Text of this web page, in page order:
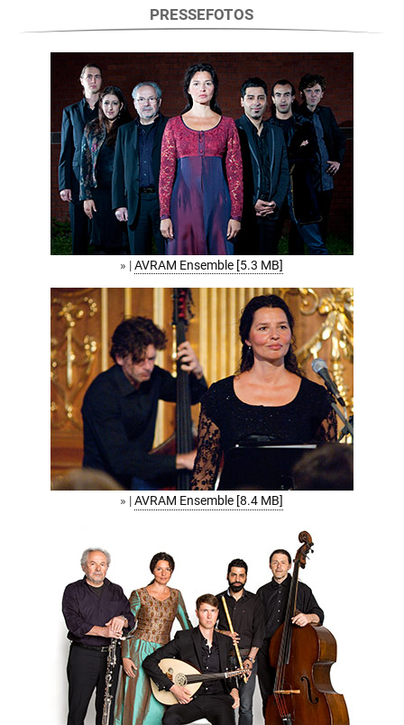
PRESSEFOTOS
» |AVRAM Ensemble [5.3 MB]
» |AVRAM Ensemble [8.4 MB]